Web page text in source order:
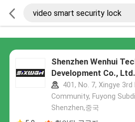
Shenzhen Wenhui
Development Co., Ltd.
401, No. 7, Xingye 3rd
Community, Fuyong
Shenzhen,중국